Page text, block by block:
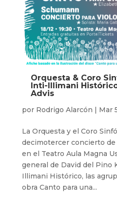
Orquesta & Coro
Inti-Illimani
Advis
por Rodrigo Alarcón Mar
La Orquesta y el Coro
decimotercer concierto
en el Teatro Aula Magna
general de David del Pino
Illimani Histórico, las
obra Canto para una...